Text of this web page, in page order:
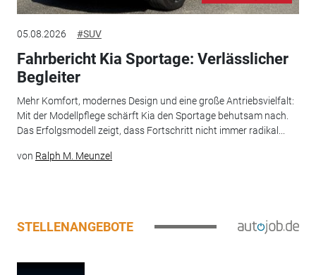
05.08.2026 #SUV
Fahrbericht Kia Sportage: Verlässlicher
Begleiter
Mehr Komfort, modernes Design und eine große Antriebsvielfalt:
Mit der Modellpflege schärft Kia den Sportage behutsam nach.
Das Erfolgsmodell zeigt, dass Fortschritt nicht immer radikal...
von Ralph M. Meunzel
STELLENANGEBOTE